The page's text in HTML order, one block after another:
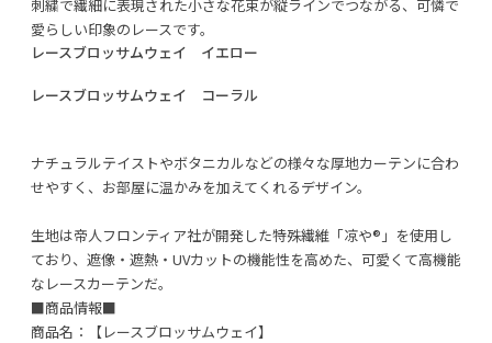
刺繍で繊細に表現された小さな花束が縦ラインでつながる、可憐で
愛らしい印象のレースです。
レースブロッサムウェイ イエロー
レースブロッサムウェイ コーラル
ナチュラルテイストやボタニカルなどの様々な厚地カーテンに合わ
せやすく、お部屋に温かみを加えてくれるデザイン。
生地は帝人フロンティア社が開発した特殊繊維「凉や®」を使用し
ており、遮像・遮熱・UVカットの機能性を高めた、可愛くて高機能
なレースカーテンだ。
■商品情報■
商品名：【レースブロッサムウェイ】